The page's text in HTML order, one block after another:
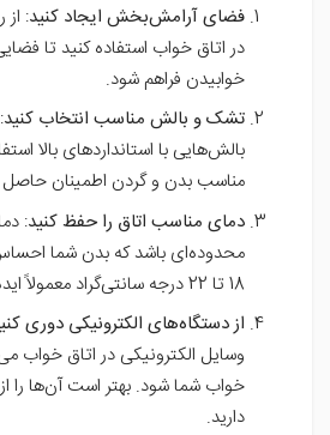
فضای آرامش‌بخش ایجاد کنید:
در اتاق خواب استفاده کنید تا
خوابیدن فراهم شود.
تشک و بالش مناسب انتخاب کنید
بالش‌هایی با استانداردهای بالا
مناسب بدن و گردن اطمینان حاصل
دمای مناسب اتاق را حفظ کنید:
محدوده‌ای باشد که بدن شما
18 تا 22 درجه سانتی‌گراد معمولاً ایده‌آل است.
از دستگاه‌های الکترونیکی دوری
وسایل الکترونیکی در اتاق خواب
خواب شما شود. بهتر است آن‌ها را
دارید.